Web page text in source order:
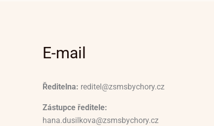
E-mail
Ředitelna: reditel@zsmsbychory.cz
Zástupce ředitele:
hana.dusilkova@zsmsbychory.cz